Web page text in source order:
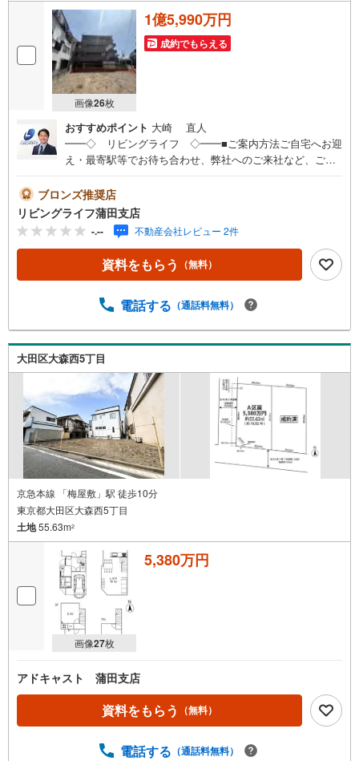
画像26枚
1億5,990万円
成約でもらえる
おすすめポイント 大崎 直人
━━◇ リビングライフ ◇━━■ご案内方法ご自宅へお迎
え・最寄駅等でお待ち合わせ、弊社へのご来社など、ご相
に合わせた物件などもご案内をいたします■ご予約方法事前
に鍵の手配が必要な場合がありますので、お早目にご連絡
をいただけると、ご案内がスムーズです。■資金のご相談も
お気軽にどうぞ！ライフプラン作成や住宅ローンはどこの
銀行がいい？適切な借入額は？などご質問にもFPがしっか
りとお答えいたします■キッズスペースもご用意お子様が退
も充実させておりますので、ご安心下さい■お客様駐車場を
きます弊社が会員様のみにご提供する先行公開物件も多数
ご提案いたします。ホームページにて会員登録ください資
料請求は【下部のオレンジ色資料請求ボタン】よりお問い
合わせください
ブロンズ推奨店
リビングライフ蒲田支店
-.-- 不動産会社レビュー 2件
資料をもらう （無料）
電話する （通話料無料）
大田区大森西5丁目
京急本線 「梅屋敷」駅 徒歩10分
東京都大田区大森西5丁目
土地55.63m2
画像27枚
5,380万円
アドキャスト 蒲田支店
資料をもらう （無料）
電話する （通話料無料）